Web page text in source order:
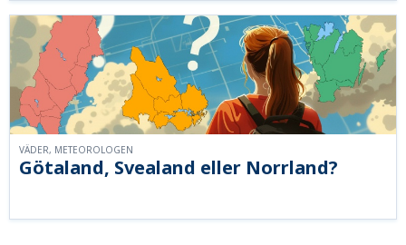
Götaland, Svealand eller Norrland?
VÄDER, METEOROLOGEN